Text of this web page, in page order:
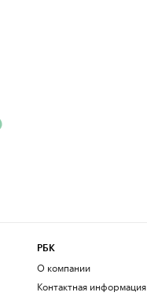
РБК
О компании
Контактная информация